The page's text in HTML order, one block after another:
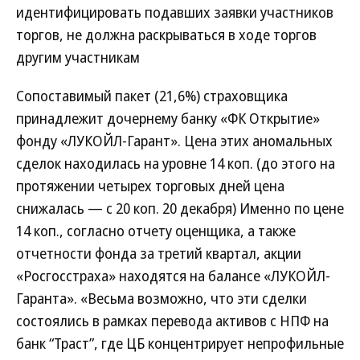
идентифицировать подавших заявки участников
торгов, не должна раскрываться в ходе торгов
другим участникам
Сопоставимый пакет (21,6%) страховщика
принадлежит дочернему банку «ФК Открытие»
фонду «ЛУКОЙЛ-Гарант». Цена этих аномальных
сделок находилась на уровне 14 коп. (до этого на
протяжении четырех торговых дней цена
снижалась — с 20 коп. 20 декабря) Именно по цене
14 коп., согласно отчету оценщика, а также
отчетности фонда за третий квартал, акции
«Росгосстраха» находятся на балансе «ЛУКОЙЛ-
Гаранта». «Весьма возможно, что эти сделки
состоялись в рамках перевода активов с НПФ на
банк “Траст”, где ЦБ концентрирует непрофильные